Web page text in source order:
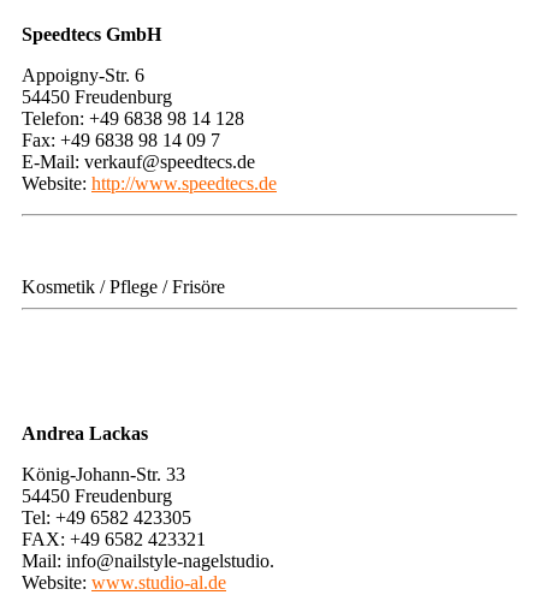
Speedtecs GmbH
Appoigny-Str. 6
54450 Freudenburg
Telefon: +49 6838 98 14 128
Fax: +49 6838 98 14 09 7
E-Mail: verkauf@speedtecs.de
Website: http://www.speedtecs.de
Kosmetik / Pflege / Frisöre
Andrea Lackas
König-Johann-Str. 33
54450 Freudenburg
Tel: +49 6582 423305
FAX: +49 6582 423321
Mail: info@nailstyle-nagelstudio.
Website: www.studio-al.de